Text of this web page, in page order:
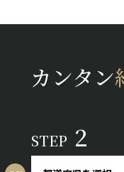
カンタン
STEP 2